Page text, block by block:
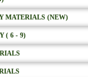
MATERIALS (NEW)
( 6 - 9)